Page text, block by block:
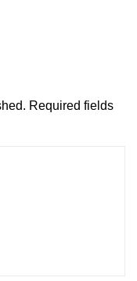
Required fields